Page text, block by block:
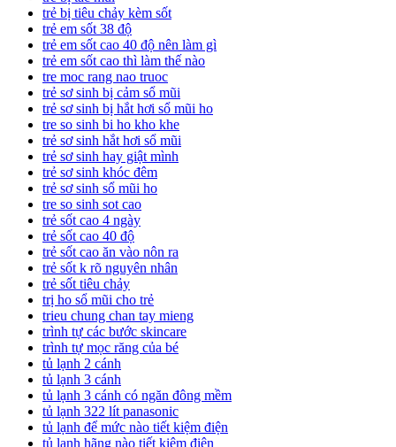
trẻ bị tiêu chảy kèm sốt
trẻ em sốt 38 độ
trẻ em sốt cao 40 độ nên làm gì
trẻ em sốt cao thì làm thế nào
tre moc rang nao truoc
trẻ sơ sinh bị cảm sổ mũi
trẻ sơ sinh bị hắt hơi sổ mũi ho
tre so sinh bi ho kho khe
trẻ sơ sinh hắt hơi sổ mũi
trẻ sơ sinh hay giật mình
trẻ sơ sinh khóc đêm
trẻ sơ sinh sổ mũi ho
tre so sinh sot cao
trẻ sốt cao 4 ngày
trẻ sốt cao 40 độ
trẻ sốt cao ăn vào nôn ra
trẻ sốt k rõ nguyên nhân
trẻ sốt tiêu chảy
trị ho sổ mũi cho trẻ
trieu chung chan tay mieng
trình tự các bước skincare
trình tự mọc răng của bé
tủ lạnh 2 cánh
tủ lạnh 3 cánh
tủ lạnh 3 cánh có ngăn đông mềm
tủ lạnh 322 lít panasonic
tủ lạnh để mức nào tiết kiệm điện
tủ lạnh hãng nào tiết kiệm điện